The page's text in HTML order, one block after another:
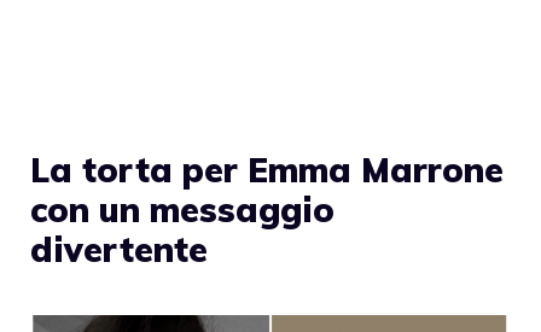
La torta per Emma Marrone
con un messaggio
divertente